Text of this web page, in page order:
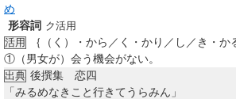
め
形容詞 ク活用
活用
｛（く）・から／く・かり／し／き・か
① （男女が）会う機会がない。
出典 後撰集 恋四
「みるめなきこと行きてうらみん」